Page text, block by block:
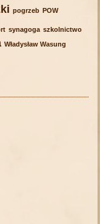
pogrzeb POW
synagoga szkolnictwo
Władysław Wasung